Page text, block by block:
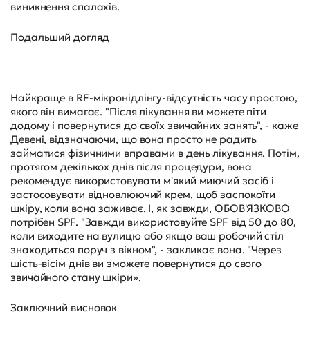
виникнення спалахів.
Подальший догляд
Найкраще в RF-мікронідлінгу-відсутність часу простою,
якого він вимагає. "Після лікування ви можете піти
додому і повернутися до своїх звичайних занять", - каже
Девені, відзначаючи, що вона просто не радить
займатися фізичними вправами в день лікування. Потім,
протягом декількох днів після процедури, вона
рекомендує використовувати м'який миючий засіб і
застосовувати відновлюючий крем, щоб заспокоїти
шкіру, коли вона заживає. І, як завжди, ОБОВ'ЯЗКОВО
потрібен SPF. "Завжди використовуйте SPF від 50 до 80,
коли виходите на вулицю або якщо ваш робочий стіл
знаходиться поруч з вікном", - закликає вона. "Через
шість-вісім днів ви зможете повернутися до свого
звичайного стану шкіри».
Заключний висновок